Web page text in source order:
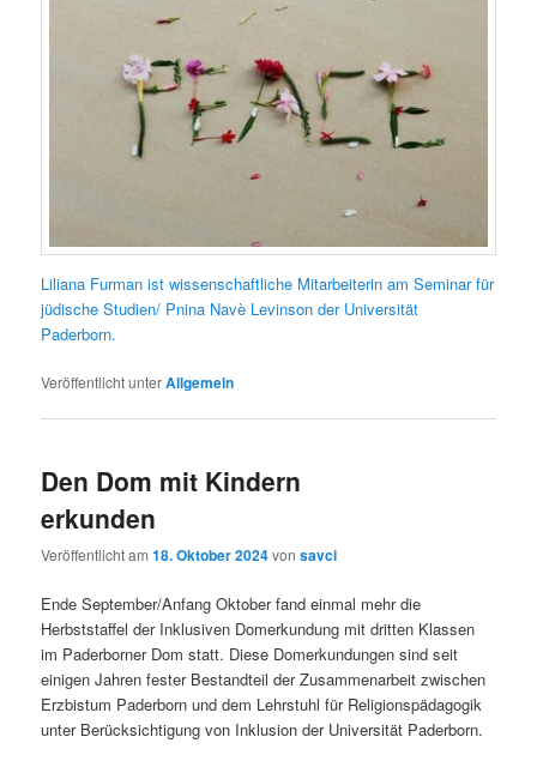
Liliana Furman ist wissenschaftliche Mitarbeiterin am Seminar für
jüdische Studien/ Pnina Navè Levinson der Universität
Paderborn.
Veröffentlicht unterAllgemein
Den Dom mit Kindern
erkunden
Veröffentlicht am18. Oktober 2024vonsavci
Ende September/Anfang Oktober fand einmal mehr die
Herbststaffel der Inklusiven Domerkundung mit dritten Klassen
im Paderborner Dom statt. Diese Domerkundungen sind seit
einigen Jahren fester Bestandteil der Zusammenarbeit zwischen
Erzbistum Paderborn und dem Lehrstuhl für Religionspädagogik
unter Berücksichtigung von Inklusion der Universität Paderborn.